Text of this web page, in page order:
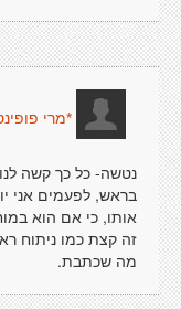
*מרי
נטשה- כל כך קשה
בראש, לפעמים אני
אותו, כי אם הוא
זה קצת כמו ניתוח
מה שכתבת.